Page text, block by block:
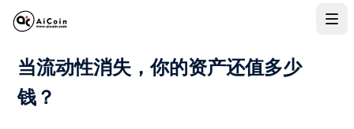
当流动性消失，你的资产还值多少
钱？